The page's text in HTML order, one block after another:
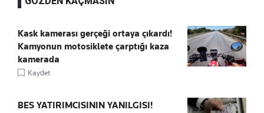
Kask kamerası gerçeği ortaya çıkardı!
Kamyonun motosiklete çarptığı kaza
kamerada
Kaydet
BES YATIRIMCISININ YANILGISI!